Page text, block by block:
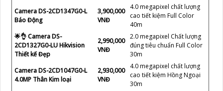
Camera DS-2CD1347G0-L
Báo Động
3,900,000
VNĐ
4.0 megapixel chất lượng
cao tiết kiệm Full Color
40m
🌟👌 Camera DS-
2CD1327G0-LU Hikvision
Thiết kế Đẹp
2,990,000
VNĐ
2.0 megapixel Chất lượng
đúng tiêu chuẩn Full Color
30m
Camera DS-2CD1047G0-L
4.0MP Thân Kim loại
2,930,000
VNĐ
4.0 megapixel chất lượng
cao tiết kiệm Hồng Ngoại
30m